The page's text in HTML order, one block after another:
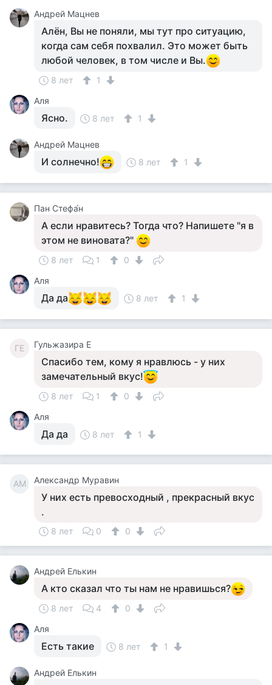
Андрей Мацнев
Алён, Вы не поняли, мы тут про ситуацию,
когда сам себя похвалил. Это может быть
любой человек, в том числе и Вы.
8 лет
1
Аля
Ясно. 8 лет 1
Андрей Мацнев
И солнечно! 8 лет 1
Пан Стефа́н
А если нравитесь? Тогда что? Напишете "я в
этом не виновата?"
8 лет 1
0
Аля
Да да 8 лет 1
ГЕ Гульжазира Е
Спасибо тем, кому я нравлюсь - у них
замечательный вкус!
8 лет 1
0
Аля
Да да 8 лет 1
АМ Александр Муравин
У них есть превосходный , прекрасный вкус
.
8 лет 0 0
Андрей Елькин
А кто сказал что ты нам не нравишься?
8 лет 4
0
Аля
Есть такие 8 лет 1
Андрей Елькин